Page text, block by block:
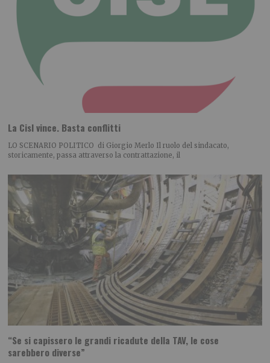
La Cisl vince. Basta conflitti
LO SCENARIO POLITICO di Giorgio Merlo Il ruolo del sindacato,
storicamente, passa attraverso la contrattazione, il
“Se si capissero le grandi ricadute della TAV, le cose
sarebbero diverse”